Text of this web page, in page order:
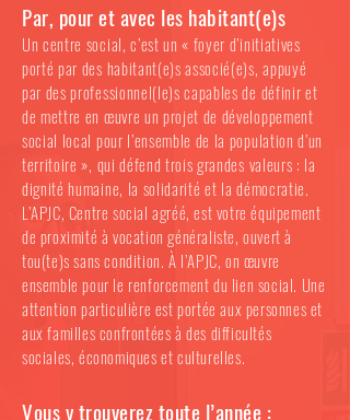
Par, pour et avec les habitant(e)s
Un centre social, c’est un « foyer d’initiatives
porté par des habitant(e)s associé(e)s, appuyé
par des professionnel(le)s capables de définir et
de mettre en œuvre un projet de développement
social local pour l’ensemble de la population d’un
territoire », qui défend trois grandes valeurs : la
dignité humaine, la solidarité et la démocratie.
L’APJC, Centre social agréé, est votre équipement
de proximité à vocation généraliste, ouvert à
tou(te)s sans condition. À l’APJC, on œuvre
ensemble pour le renforcement du lien social. Une
attention particulière est portée aux personnes et
aux familles confrontées à des difficultés
sociales, économiques et culturelles.
Vous y trouverez toute l’année :